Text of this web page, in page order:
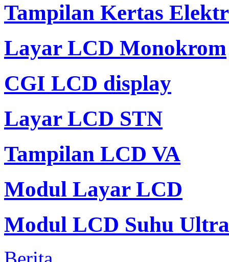
Tampilan Kertas
Layar LCD Monokrom
CGI LCD display
Layar LCD STN
Tampilan LCD VA
Modul Layar LCD
Modul LCD Suhu